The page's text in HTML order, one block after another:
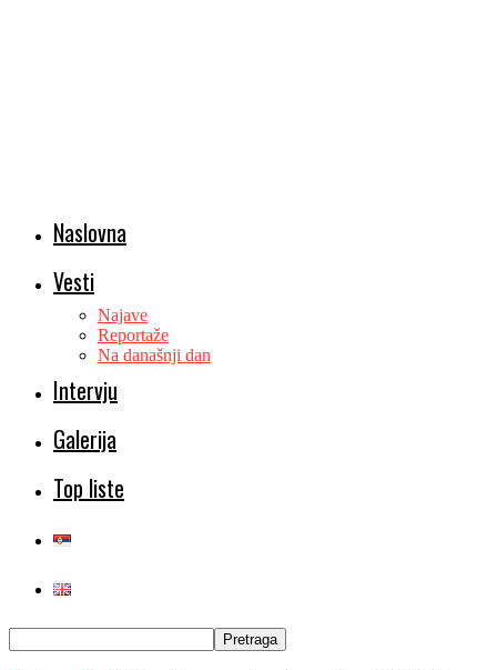
Naslovna
Vesti
Najave
Reportaže
Na današnji dan
Intervju
Galerija
Top liste